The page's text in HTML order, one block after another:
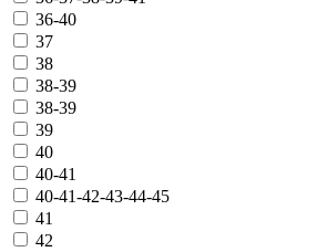
36-40
37
38
38-39
38-39
39
40
40-41
40-41-42-43-44-45
41
42